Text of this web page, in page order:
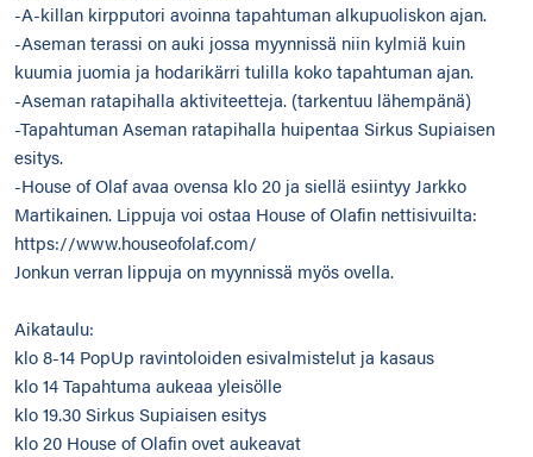
-A-killan kirpputori avoinna tapahtuman alkupuoliskon ajan.
-Aseman terassi on auki jossa myynnissä niin kylmiä kuin
kuumia juomia ja hodarikärri tulilla koko tapahtuman ajan.
-Aseman ratapihalla aktiviteetteja. (tarkentuu lähempänä)
-Tapahtuman Aseman ratapihalla huipentaa Sirkus Supiaisen
esitys.
-House of Olaf avaa ovensa klo 20 ja siellä esiintyy Jarkko
Martikainen. Lippuja voi ostaa House of Olafin nettisivuilta:
https://www.houseofolaf.com/
Jonkun verran lippuja on myynnissä myös ovella.
Aikataulu:
klo 8-14 PopUp ravintoloiden esivalmistelut ja kasaus
klo 14 Tapahtuma aukeaa yleisölle
klo 19.30 Sirkus Supiaisen esitys
klo 20 House of Olafin ovet aukeavat